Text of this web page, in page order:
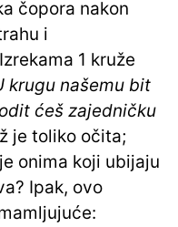
čopora nakon
i
1 kruže
krugu našemu bit
ćeš zajedničku
je toliko očita;
onima koji ubijaju
Ipak, ovo